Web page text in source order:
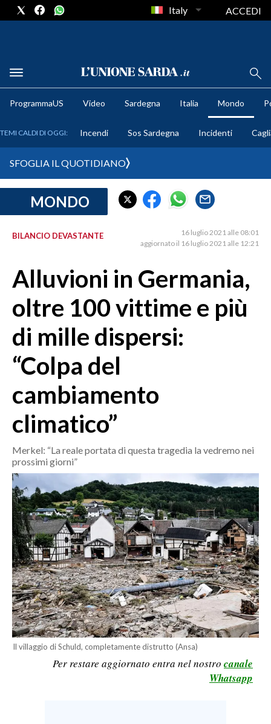
METEO
CRONACA SARDEGNA
PROVINCIA DI CAGLIARI
MEDIO CAMPIDANO
SASSARI E PROVINCIA
GALLURA
NUORO E PROVINCIA
OGLIASTRA
CRONACA
ITALIA
MONDO
POLITICA
ECONOMIA
SERVIZI ALLE IMPRESE
LAVORO
BANDI
SPORT IN SARDEGNA
SPORT
RISULTATI E CLASSIFICHE
Italy ACCEDI
ProgrammaUS Video Sardegna Italia Mondo
TEMI CALDI DI OGGI: Incendi Sos Sardegna Incidenti
SFOGLIA IL QUOTIDIANO
MONDO
BILANCIO DEVASTANTE
16 luglio 2021 alle 08:01
aggiornato il 16 luglio 2021 alle 12:21
Alluvioni in Germania,
oltre 100 vittime e più
di mille dispersi:
“Colpa del
cambiamento
climatico”
Merkel: “La reale portata di questa tragedia la vedremo nei
prossimi giorni”
Il villaggio di Schuld, completamente distrutto (Ansa)
Per restare aggiornato entra nel nostro canale
Whatsapp